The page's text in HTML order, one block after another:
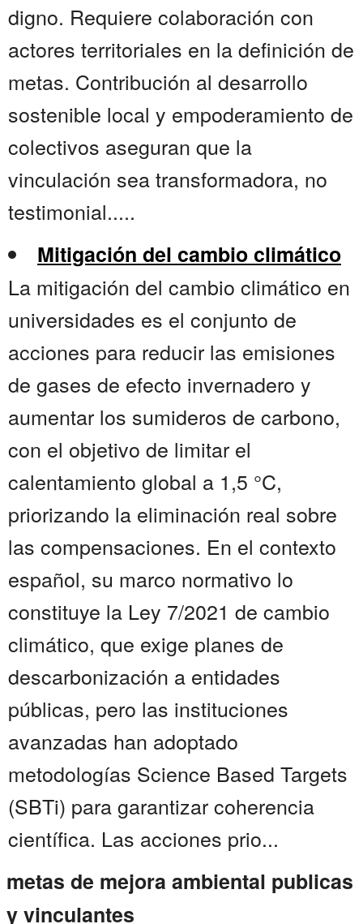
digno. Requiere colaboración con
actores territoriales en la definición de
metas. Contribución al desarrollo
sostenible local y empoderamiento de
colectivos aseguran que la
vinculación sea transformadora, no
testimonial.....
Mitigación del cambio climático
La mitigación del cambio climático en
universidades es el conjunto de
acciones para reducir las emisiones
de gases de efecto invernadero y
aumentar los sumideros de carbono,
con el objetivo de limitar el
calentamiento global a 1,5 °C,
priorizando la eliminación real sobre
las compensaciones. En el contexto
español, su marco normativo lo
constituye la Ley 7/2021 de cambio
climático, que exige planes de
descarbonización a entidades
públicas, pero las instituciones
avanzadas han adoptado
metodologías Science Based Targets
(SBTi) para garantizar coherencia
científica. Las acciones prio...
metas de mejora ambiental publicas
y vinculantes